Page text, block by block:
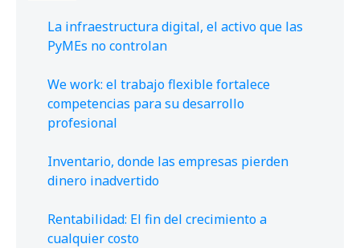
La infraestructura digital, el activo que las
PyMEs no controlan
We work: el trabajo flexible fortalece
competencias para su desarrollo
profesional
Inventario, donde las empresas pierden
dinero inadvertido
Rentabilidad: El fin del crecimiento a
cualquier costo